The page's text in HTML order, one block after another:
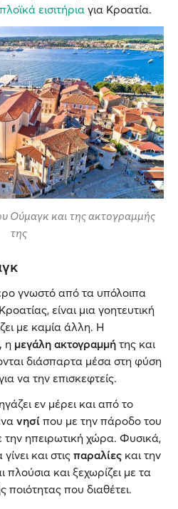
εισιτήρια για Κροατία.
Oύμαγκ και της ακτογραμμής
της
γνωστό από τα υπόλοιπα
είναι μια γοητευτική
με καμία άλλη. Η
η μεγάλη ακτογραμμή της και
διάσπαρτα μέσα στη φύση
να την επισκεφτείς.
εν μέρει και από το
νησί που με την πάροδο του
ηπειρωτική χώρα. Φυσικά,
και στις παραλίες και την
πλούσια και ξεχωρίζει με τα
που διαθέτει.